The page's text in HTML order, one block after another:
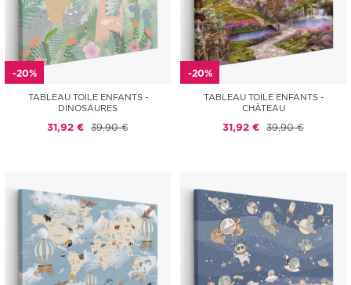
-20%
TABLEAU TOILE ENFANTS -
DINOSAURES
31,92 € 39,90 €
-20%
TABLEAU TOILE ENFANTS -
CHÂTEAU
31,92 € 39,90 €